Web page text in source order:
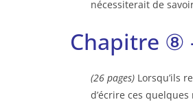
nécessiterait de
Chapitre ⑧
(26 pages) Lorsqu’ils
d’écrire ces